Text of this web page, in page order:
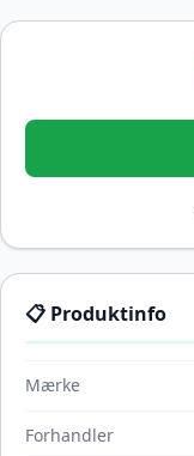
📋 Produktinfo
Mærke
Forhandler